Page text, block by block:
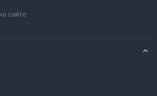
сайте